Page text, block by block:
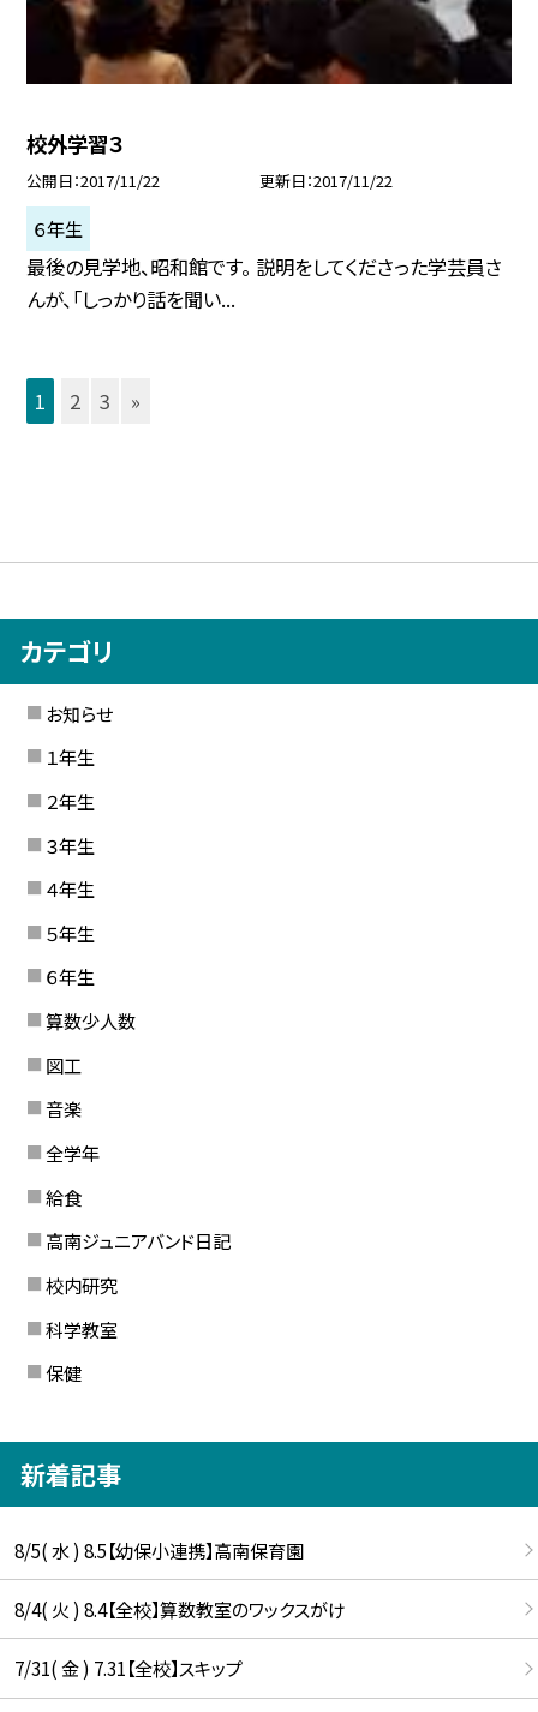
校外学習３
公開日 2017/11/22 更新日 2017/11/22
６年生
最後の見学地、昭和館です。 説明をしてくださった学芸員さ
んが、「しっかり話を聞い...
1 2 3 »
カテゴリ
お知らせ
１年生
２年生
３年生
４年生
５年生
６年生
算数少人数
図工
音楽
全学年
給食
高南ジュニアバンド日記
校内研究
科学教室
保健
新着記事
8/5( 水 ) 8.5【幼保小連携】高南保育園
8/4( 火 ) 8.4【全校】算数教室のワックスがけ
7/31( 金 ) 7.31【全校】スキップ